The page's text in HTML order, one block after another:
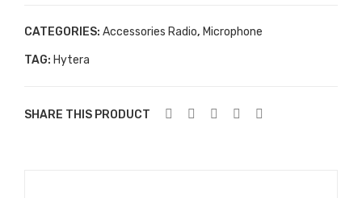
CATEGORIES: Accessories Radio, Microphone
TAG: Hytera
SHARE THIS PRODUCT